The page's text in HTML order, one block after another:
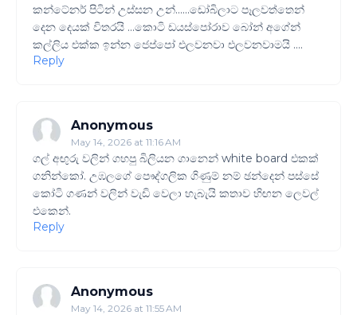
කන්ටේනර් පිටින් උස්සන උන්......ඩෝබිලාට පෑලවත්තෙන්
දෙන දෙයක් විතරයි ...කොටි ඩයස්පෝරාව බෝන් අගේන්
කල්ලිය එක්ක ඉන්න ජෙප්පෝ එලවනවා එලවනවාමයි ....
Reply
Anonymous
May 14, 2026 at 11:16 AM
ගල් අඟුරු වලින් ගහපු බිලියන ගානෙන් white board එකක්
ගනින්කෝ. උඹලගේ පෞද්ගලික ගිණුම් නම් ඡන්දෙන් පස්සේ
කෝටි ගණන් වලින් වැඩි වෙලා හැබැයි කතාව හිඟන ලෙවල්
එකෙන්.
Reply
Anonymous
May 14, 2026 at 11:55 AM